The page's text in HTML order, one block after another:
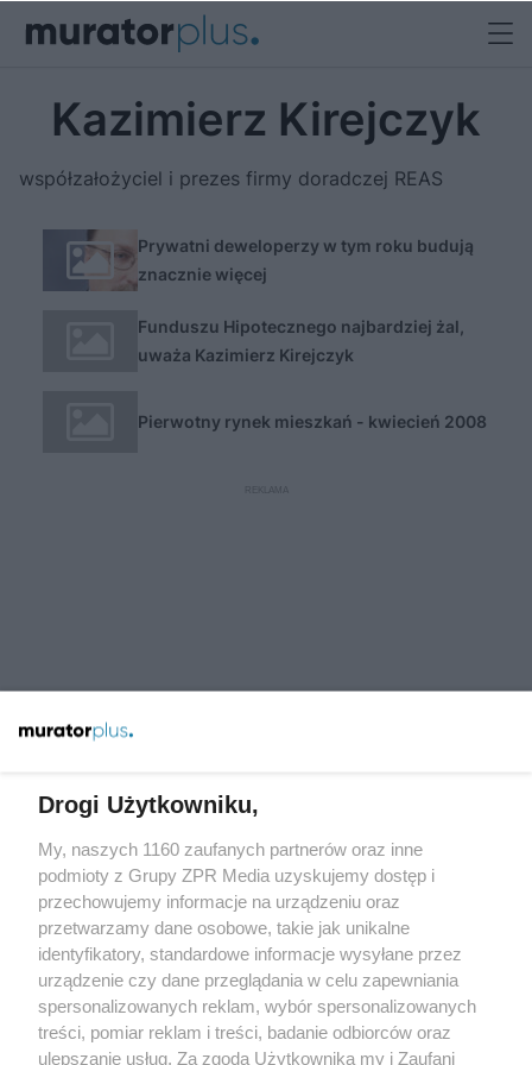
Kazimierz Kirejczyk
współzałożyciel i prezes firmy doradczej REAS
Prywatni deweloperzy w tym roku budują
znacznie więcej
Funduszu Hipotecznego najbardziej żal,
uważa Kazimierz Kirejczyk
Pierwotny rynek mieszkań - kwiecień 2008
Żaden utwór zamieszczony w serwisie nie może być powielany i
rozpowszechniany lub dalej rozpowszechniany w jakikolwiek sposób
(w tym także elektroniczny lub mechaniczny) na jakimkolwiek polu
eksploatacji w jakiejkolwiek formie, włącznie z umieszczaniem w
Internecie bez pisemnej zgody właściciela praw. Jakiekolwiek użycie
lub wykorzystanie utworów w całości lub w części z naruszeniem
prawa, tzn. bez właściwej zgody, jest zabronione pod groźbą kary i
może być ścigane prawnie.
Drogi Użytkowniku,
My, naszych 1160 zaufanych partnerów oraz inne
podmioty z Grupy ZPR Media uzyskujemy dostęp i
przechowujemy informacje na urządzeniu oraz
przetwarzamy dane osobowe, takie jak unikalne
identyfikatory, standardowe informacje wysyłane przez
urządzenie czy dane przeglądania w celu zapewniania
spersonalizowanych reklam, wybór spersonalizowanych
treści, pomiar reklam i treści, badanie odbiorców oraz
ulepszanie usług. Za zgodą Użytkownika my i Zaufani